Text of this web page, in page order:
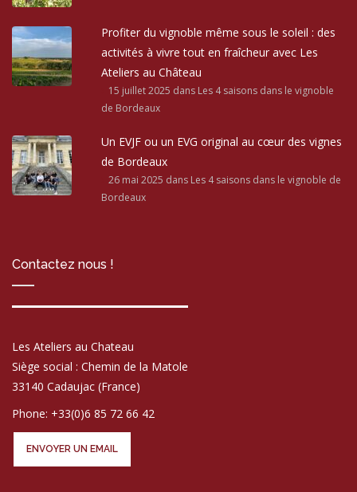
Profiter du vignoble même sous le soleil : des
activités à vivre tout en fraîcheur avec Les
Ateliers au Château
15 juillet 2025 dans Les 4 saisons dans le vignoble
de Bordeaux
Un EVJF ou un EVG original au cœur des vignes
de Bordeaux
26 mai 2025 dans Les 4 saisons dans le vignoble de
Bordeaux
Contactez nous !
Les Ateliers au Chateau
Siège social : Chemin de la Matole
33140 Cadaujac (France)
Phone: +33(0)6 85 72 66 42
ENVOYER UN EMAIL